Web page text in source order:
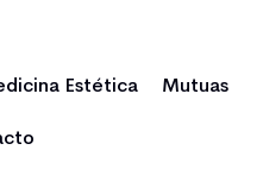
Estética Mutuas